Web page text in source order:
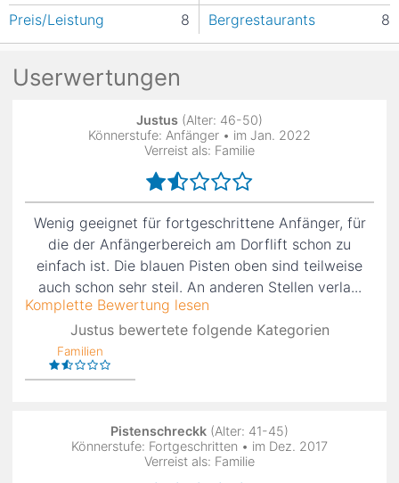
Preis/Leistung
8 Bergrestaurants 8
Userwertungen
Justus (Alter: 46-50)
Könnerstufe: Anfänger • im Jan. 2022
Verreist als: Familie
Wenig geeignet für fortgeschrittene Anfänger, für
die der Anfängerbereich am Dorflift schon zu
einfach ist. Die blauen Pisten oben sind teilweise
auch schon sehr steil. An anderen Stellen verla...
Komplette Bewertung lesen
Justus bewertete folgende Kategorien
Familien
Pistenschreckk (Alter: 41-45)
Könnerstufe: Fortgeschritten • im Dez. 2017
Verreist als: Familie